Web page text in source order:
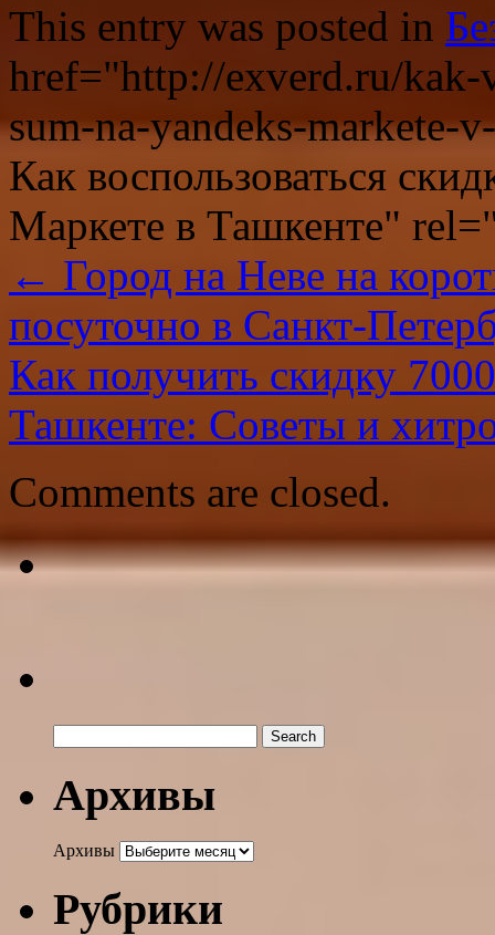
This entry was posted in
href="http://exverd.ru/
sum-na-yandeks-markete-
Как воспользоваться
Маркете в Ташкенте"
← Город на Неве на
посуточно в Санкт-
Как получить скидку
Ташкенте: Советы и
Comments are closed.
Архивы
Архивы
Рубрики